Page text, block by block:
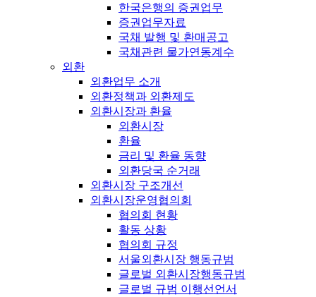
한국은행의 증권업무
증권업무자료
국채 발행 및 환매공고
국채관련 물가연동계수
외환
외환업무 소개
외환정책과 외환제도
외환시장과 환율
외환시장
환율
금리 및 환율 동향
외환당국 순거래
외환시장 구조개선
외환시장운영협의회
협의회 현황
활동 상황
협의회 규정
서울외환시장 행동규범
글로벌 외환시장행동규범
글로벌 규범 이행선언서